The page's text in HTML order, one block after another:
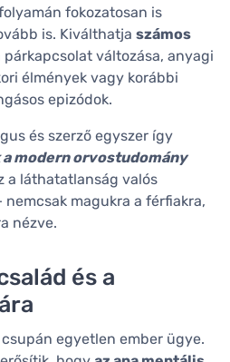
fokozatosan is
is. Kiválthatja számos
párkapcsolat változása, anyagi
élmények vagy korábbi
epizódok.
és szerző egyszer így
a modern orvostudomány
a láthatatlanság valós
nemcsak magukra a férfiakra,
nézve.
és a
egyetlen ember ügye.